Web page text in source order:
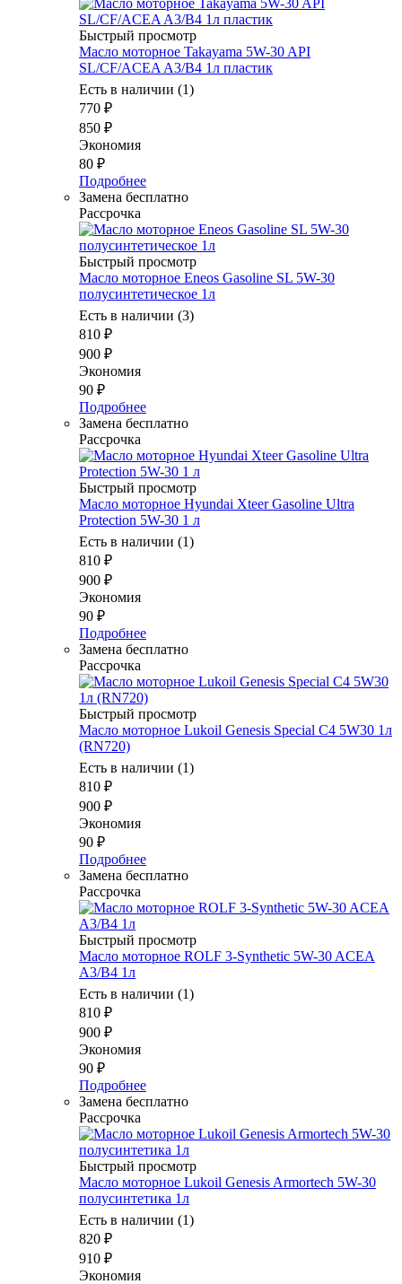
Быстрый просмотр
Масло моторное Takayama 5W-30 API
SL/CF/ACEA A3/B4 1л пластик
Есть в наличии (1)
770 ₽
850 ₽
Экономия
80 ₽
Подробнее
Замена бесплатно
Рассрочка
Быстрый просмотр
Масло моторное Eneos Gasoline SL 5W-30
полусинтетическое 1л
Есть в наличии (3)
810 ₽
900 ₽
Экономия
90 ₽
Подробнее
Замена бесплатно
Рассрочка
Быстрый просмотр
Масло моторное Hyundai Xteer Gasoline Ultra
Protection 5W-30 1 л
Есть в наличии (1)
810 ₽
900 ₽
Экономия
90 ₽
Подробнее
Замена бесплатно
Рассрочка
Быстрый просмотр
Масло моторное Lukoil Genesis Special C4 5W30 1л
(RN720)
Есть в наличии (1)
810 ₽
900 ₽
Экономия
90 ₽
Подробнее
Замена бесплатно
Рассрочка
Быстрый просмотр
Масло моторное ROLF 3-Synthetic 5W-30 ACEA
A3/B4 1л
Есть в наличии (1)
810 ₽
900 ₽
Экономия
90 ₽
Подробнее
Замена бесплатно
Рассрочка
Быстрый просмотр
Масло моторное Lukoil Genesis Armortech 5W-30
полусинтетика 1л
Есть в наличии (1)
820 ₽
910 ₽
Экономия